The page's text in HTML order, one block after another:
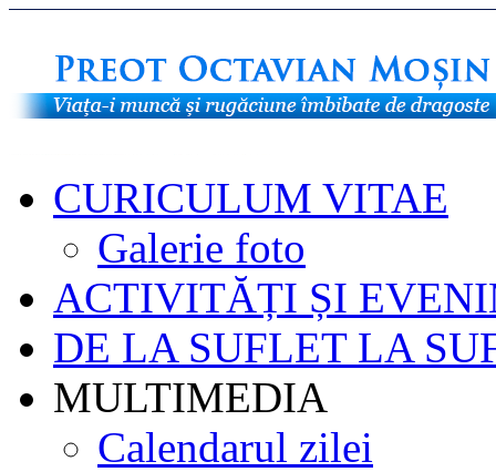
CURICULUM VITAE
Galerie foto
ACTIVITĂȚI ȘI
DE LA SUFLET LA
MULTIMEDIA
Calendarul zilei